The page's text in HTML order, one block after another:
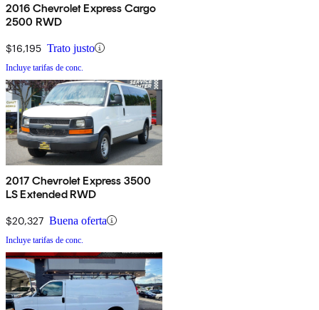
2016 Chevrolet Express Cargo
2500 RWD
$16,195 Trato justo
Incluye tarifas de conc.
2017 Chevrolet Express 3500
LS Extended RWD
$20,327 Buena oferta
Incluye tarifas de conc.